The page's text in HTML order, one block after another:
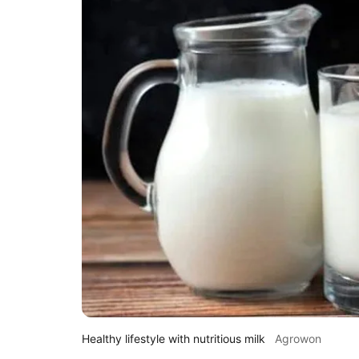
Healthy lifestyle with nutritious milk Agrowon